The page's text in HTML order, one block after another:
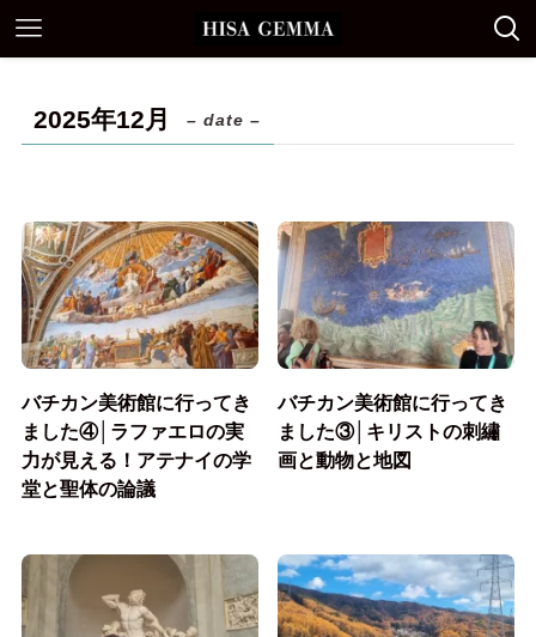
2025年12月 – date –
バチカン美術館に行ってき
ました④│ラファエロの実
力が見える！アテナイの学
堂と聖体の論議
バチカン美術館に行ってき
ました③│キリストの刺繡
画と動物と地図